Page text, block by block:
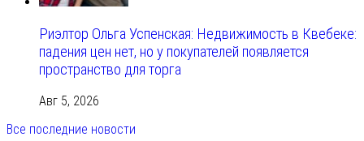
Риэлтор Ольга Успенская: Недвижимость в Квебеке:
падения цен нет, но у покупателей появляется
пространство для торга
Авг 5, 2026
Все последние новости